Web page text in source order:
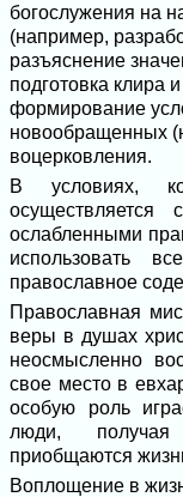
богослужения на
(например,
разъяснение
подготовка клира
формирование
новообращенных
воцерковления.
В условиях,
ослабленными
использовать
православное
Православная
веры в душах
неосмысленно
свое место в
особую роль
люди,
приобщаются
Воплощение в